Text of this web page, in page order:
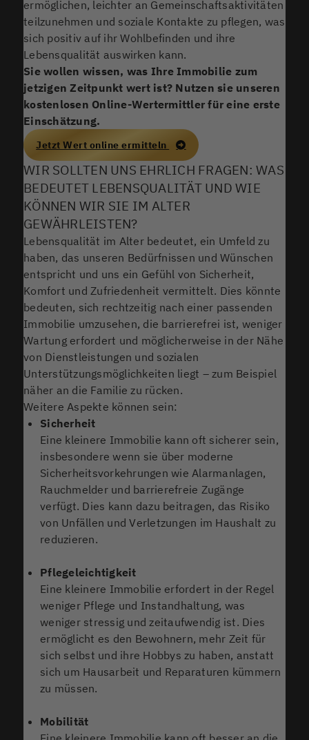
ermöglichen, leichter an Gemeinschaftsaktivitäten
teilzunehmen und soziale Kontakte zu pflegen, was
sich positiv auf ihr Wohlbefinden und ihre
Lebensqualität auswirken kann.
Sie wollen wissen, was Ihre Immobilie zum
jetzigen Zeitpunkt wert ist? Nutzen sie unseren
kostenlosen Online-Wertermittler für eine erste
Einschätzung.
Jetzt Wert online ermitteln
WIR SOLLTEN UNS EHRLICH FRAGEN: WAS
BEDEUTET LEBENSQUALITÄT UND WIE
KÖNNEN WIR SIE IM ALTER
GEWÄHRLEISTEN?
Lebensqualität im Alter bedeutet, ein Umfeld zu
haben, das unseren Bedürfnissen und Wünschen
entspricht und uns ein Gefühl von Sicherheit,
Komfort und Zufriedenheit vermittelt. Dies könnte
bedeuten, sich rechtzeitig nach einer passenden
Immobilie umzusehen, die barrierefrei ist, weniger
Wartung erfordert und möglicherweise in der Nähe
von Dienstleistungen und sozialen
Unterstützungsmöglichkeiten liegt – zum Beispiel
näher an die Familie zu rücken.
Weitere Aspekte können sein:
Sicherheit
Eine kleinere Immobilie kann oft sicherer sein,
insbesondere wenn sie über moderne
Sicherheitsvorkehrungen wie Alarmanlagen,
Rauchmelder und barrierefreie Zugänge
verfügt. Dies kann dazu beitragen, das Risiko
von Unfällen und Verletzungen im Haushalt zu
reduzieren.
Pflegeleichtigkeit
Eine kleinere Immobilie erfordert in der Regel
weniger Pflege und Instandhaltung, was
weniger stressig und zeitaufwendig ist. Dies
ermöglicht es den Bewohnern, mehr Zeit für
sich selbst und ihre Hobbys zu haben, anstatt
sich um Hausarbeit und Reparaturen kümmern
zu müssen.
Mobilität